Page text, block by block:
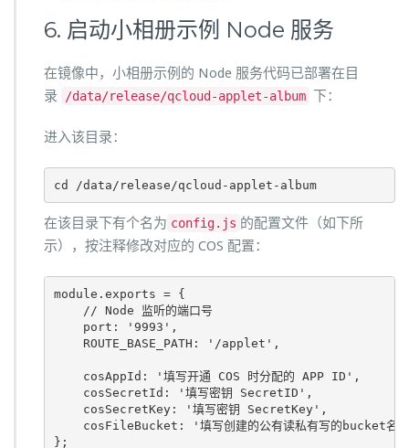
6. 启动小相册示例 Node 服务
在镜像中，小相册示例的 Node 服务代码已部署在目
录
/data/release/qcloud-applet-album 下：
进入该目录：
cd /data/release/qcloud-applet-album
在该目录下有个名为 config.js 的配置文件（如下所
示），按注释修改对应的 COS 配置：
module . exports = {
// Node 监听的端口号
    port
: ' 9993 ' ,
ROUTE_BASE_PATH : ' /applet ' ,
    cosAppId
: ' 填写开通 COS 时分配的 APP ID ' ,
    cosSecretId
: ' 填写密钥 SecretID ' ,
    cosSecretKey
: ' 填写密钥 SecretKey' ,
    cosFileBucket
: ' 填写创建的公有读私有写的bucket名称
};